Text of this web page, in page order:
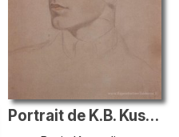
Portrait de K.B. Kustodiev